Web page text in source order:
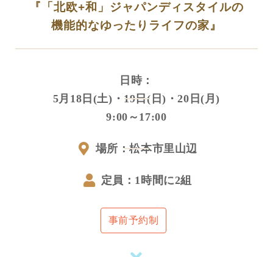
『「北欧+和」ジャパンディスタイルの
機能的なゆったりライフの家』
日時：
5月18日(土)・19日(日)・20日(月)
9:00～17:00
場所：松本市里山辺
定員：1時間に2組
事前予約制